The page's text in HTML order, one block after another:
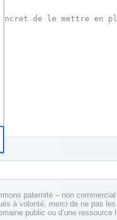
paternité – non commercial
à volonté, merci de ne pas
public ou d’une ressource